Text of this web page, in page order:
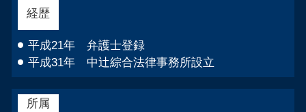
倒産 弁護士 浪速区
経歴
平成21年 弁護士登録
平成31年 中辻綜合法律事務所設立
所属